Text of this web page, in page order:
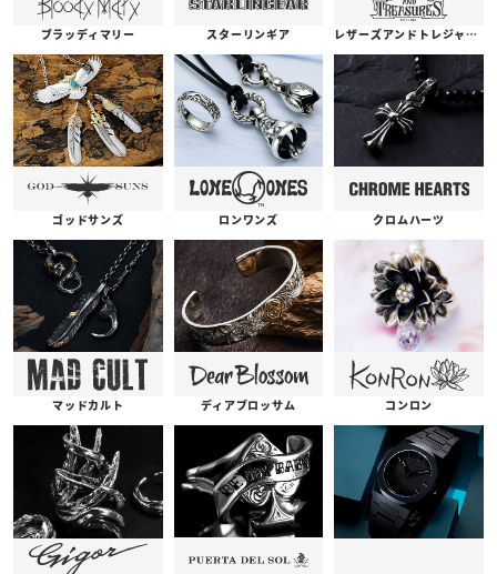
ブラッディマリー スターリンギア レザーズアンドトレジャーズ
ゴッドサンズ ロンワンズ クロムハーツ
マッドカルト ディアブロッサム コンロン